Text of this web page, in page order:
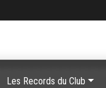
Les Records du Club